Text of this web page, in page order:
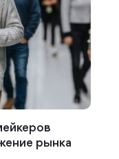
рынка
с